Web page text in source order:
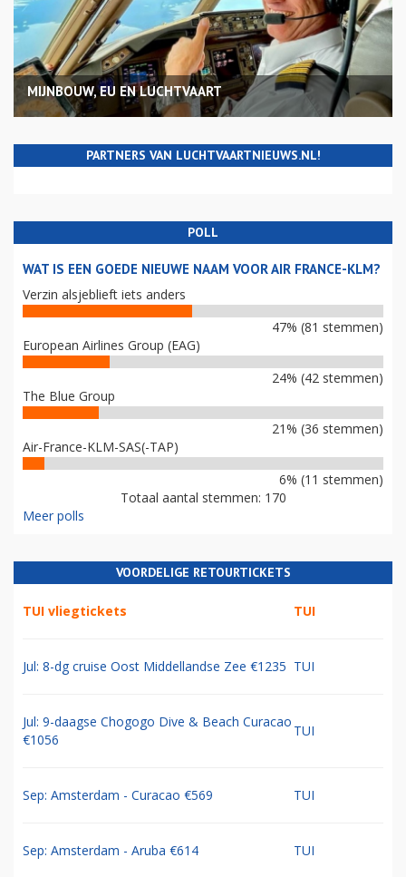
MIJNBOUW, EU EN LUCHTVAART
PARTNERS VAN LUCHTVAARTNIEUWS.NL!
POLL
WAT IS EEN GOEDE NIEUWE NAAM VOOR AIR FRANCE-KLM?
Verzin alsjeblieft iets anders
47% (81 stemmen)
European Airlines Group (EAG)
24% (42 stemmen)
The Blue Group
21% (36 stemmen)
Air-France-KLM-SAS(-TAP)
6% (11 stemmen)
Totaal aantal stemmen: 170
Meer polls
VOORDELIGE RETOURTICKETS
TUI vliegtickets TUI
Jul: 8-dg cruise Oost Middellandse Zee €1235 TUI
Jul: 9-daagse Chogogo Dive & Beach Curacao
€1056
TUI
Sep: Amsterdam - Curacao €569 TUI
Sep: Amsterdam - Aruba €614 TUI